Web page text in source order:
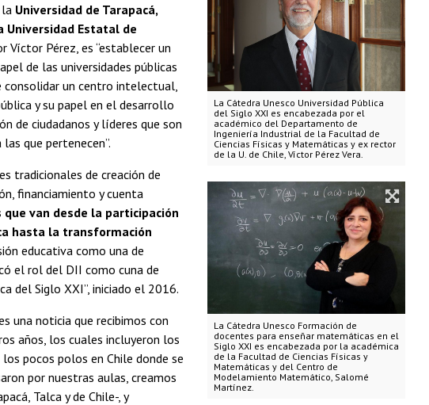
La Cátedra Unesco Universidad Pública
del Siglo XXI es encabezada por el
académico del Departamento de
Ingeniería Industrial de la Facultad de
Ciencias Físicas y Matemáticas y ex rector
de la U. de Chile, Víctor Pérez Vera.
La Cátedra Unesco Formación de
docentes para enseñar matemáticas en el
Siglo XXI es encabezada por la académica
de la Facultad de Ciencias Físicas y
Matemáticas y del Centro de
Modelamiento Matemático, Salomé
Martínez.
Universidad de Tarapacá,
Universidad Estatal de
Pérez, es “establecer un
de las universidades públicas
consolidar un centro intelectual,
y su papel en el desarrollo
de ciudadanos y líderes que son
que pertenecen”.
tradicionales de creación de
financiamiento y cuenta
van desde la participación
hasta la transformación
educativa como una de
el rol del DII como cuna de
del Siglo XXI”, iniciado el 2016.
una noticia que recibimos con
años, los cuales incluyeron los
pocos polos en Chile donde se
por nuestras aulas, creamos
Talca y de Chile-, y